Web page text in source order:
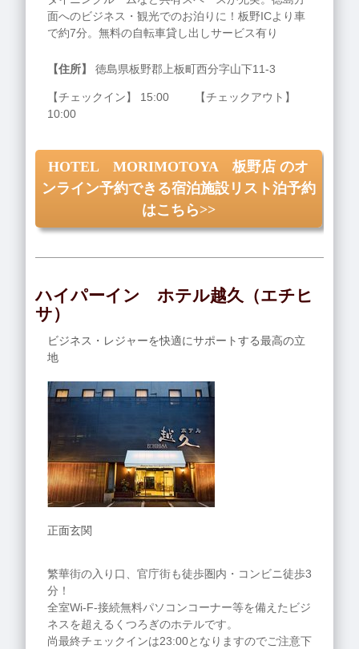
面へのビジネス・観光でのお泊りに！板野ICより車
で約7分。無料の自転車貸し出しサービス有り
【住所】 徳島県板野郡上板町西分字山下11‐3
【チェックイン】 15:00 【チェックアウト】
10:00
HOTEL MORIMOTOYA 板野店 のオ
ンライン予約できる宿泊施設リスト泊予約
はこちら>>
ハイパーイン ホテル越久（エチヒ
サ）
ビジネス・レジャーを快適にサポートする最高の立
地
正面玄関
繁華街の入り口、官庁街も徒歩圏内・コンビニ徒歩3
分！
全室Wi-F-接続無料パソコンコーナー等を備えたビジ
ネスを超えるくつろぎのホテルです。
尚最終チェックインは23:00となりますのでご注意下